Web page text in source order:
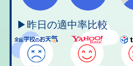
▶昨日の適中率比較